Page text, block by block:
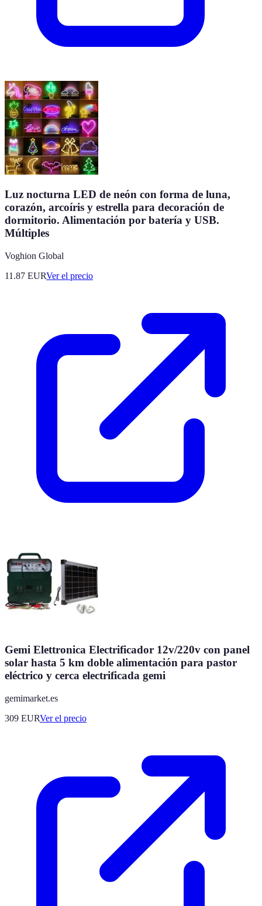
Luz nocturna LED de neón con forma de luna,
corazón, arcoíris y estrella para decoración de
dormitorio. Alimentación por batería y USB.
Múltiples
Voghion Global
11.87 EURVer el precio
Gemi Elettronica Electrificador 12v/220v con panel
solar hasta 5 km doble alimentación para pastor
eléctrico y cerca electrificada gemi
gemimarket.es
309 EURVer el precio